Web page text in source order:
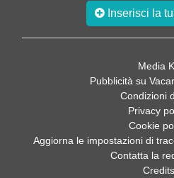
Inserisci la
Media
Pubblicità su
Condizioni
Privacy
Cookie
Aggiorna le impostazioni di
Contatta la
Credits